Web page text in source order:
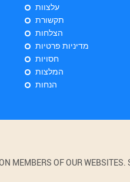
עלצוות
תקשורת
הצלחות
מדיניות פרטיות
חסויות
המלצות
הנחות
MEMBERS OF OUR